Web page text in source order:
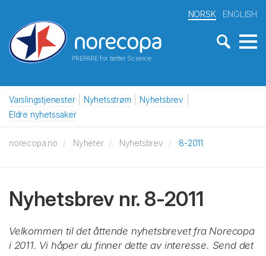
PREPARE for better Science
NORSK ENGLISH
Varslingstjenester Nyhetsstrøm
Nyhetsbrev
Eldre nyhetssaker
norecopa.no Nyheter Nyhetsbrev 8-2011
Nyhetsbrev nr. 8-2011
Velkommen til det åttende nyhetsbrevet fra Norecopa
i 2011. Vi håper du finner dette av interesse. Send det